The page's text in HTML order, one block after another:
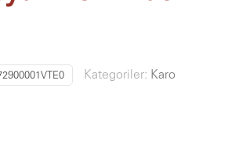
Kategoriler: Karo